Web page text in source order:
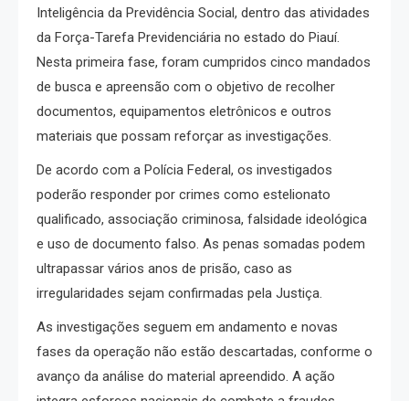
Inteligência da Previdência Social, dentro das atividades
da Força-Tarefa Previdenciária no estado do Piauí.
Nesta primeira fase, foram cumpridos cinco mandados
de busca e apreensão com o objetivo de recolher
documentos, equipamentos eletrônicos e outros
materiais que possam reforçar as investigações.
De acordo com a Polícia Federal, os investigados
poderão responder por crimes como estelionato
qualificado, associação criminosa, falsidade ideológica
e uso de documento falso. As penas somadas podem
ultrapassar vários anos de prisão, caso as
irregularidades sejam confirmadas pela Justiça.
As investigações seguem em andamento e novas
fases da operação não estão descartadas, conforme o
avanço da análise do material apreendido. A ação